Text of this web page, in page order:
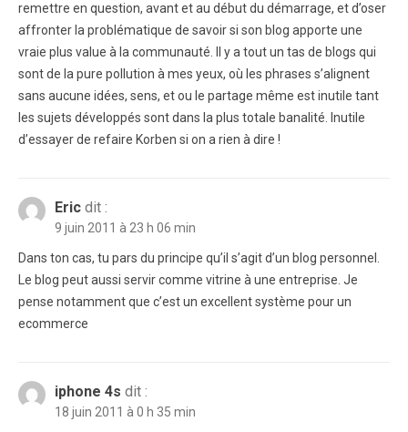
remettre en question, avant et au début du démarrage, et d’oser
affronter la problématique de savoir si son blog apporte une
vraie plus value à la communauté. Il y a tout un tas de blogs qui
sont de la pure pollution à mes yeux, où les phrases s’alignent
sans aucune idées, sens, et ou le partage même est inutile tant
les sujets développés sont dans la plus totale banalité. Inutile
d’essayer de refaire Korben si on a rien à dire !
Eric dit :
9 juin 2011 à 23 h 06 min
Dans ton cas, tu pars du principe qu’il s’agit d’un blog personnel.
Le blog peut aussi servir comme vitrine à une entreprise. Je
pense notamment que c’est un excellent système pour un
ecommerce
iphone 4s dit :
18 juin 2011 à 0 h 35 min